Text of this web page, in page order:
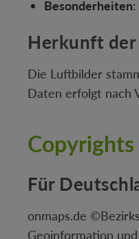
Besonderheiten
Herkunft der
Die Luftbilder
Daten erfolgt nach
Copyrights
Für
onmaps.de
Geoinformation